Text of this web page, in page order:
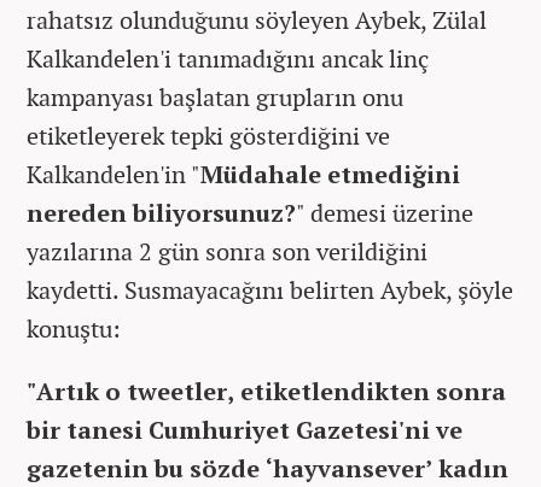
rahatsız olunduğunu söyleyen Aybek, Zülal
Kalkandelen'i tanımadığını ancak linç
kampanyası başlatan grupların onu
etiketleyerek tepki gösterdiğini ve
Kalkandelen'in"Müdahale etmediğini
nereden biliyorsunuz?" demesi üzerine
yazılarına 2 gün sonra son verildiğini
kaydetti. Susmayacağını belirten Aybek, şöyle
konuştu:
"Artık o tweetler, etiketlendikten sonra
bir tanesi Cumhuriyet Gazetesi'ni ve
gazetenin bu sözde ‘hayvansever’ kadın